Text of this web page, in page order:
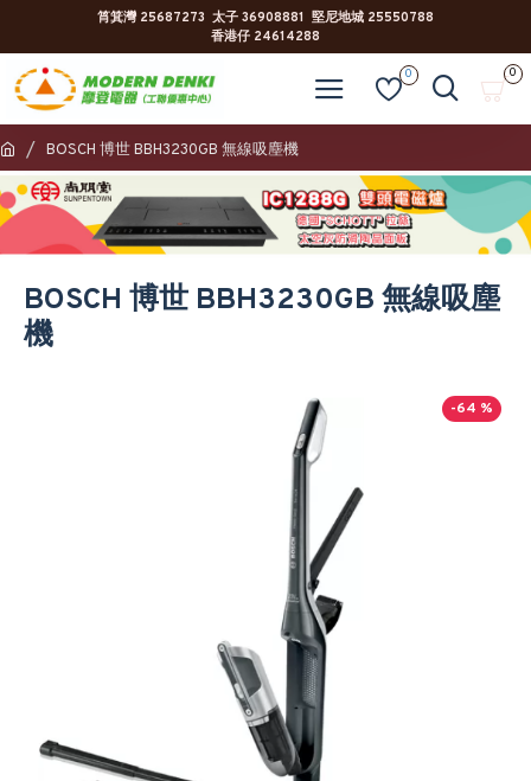
筲箕灣 25687273 太子 36908881 堅尼地城 25550788
香港仔 24614288
0 0
BOSCH 博世 BBH3230GB 無線吸塵機
BOSCH 博世 BBH3230GB 無線吸塵
機
-64 %